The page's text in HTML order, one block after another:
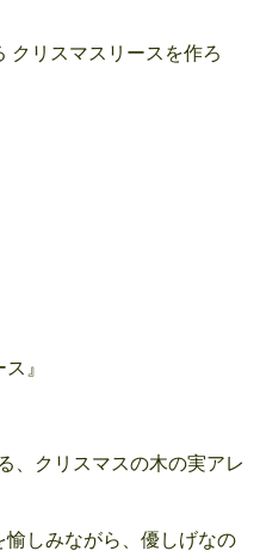
クリスマスリースを作ろ
』
、クリスマスの木の実アレ
しみながら、優しげなの